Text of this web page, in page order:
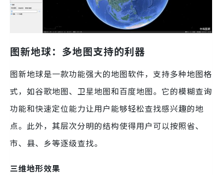
图新地球：多地图支持的利器
图新地球是一款功能强大的地图软件，支持多种地图格
式，如谷歌地图、卫星地图和百度地图。它的模糊查询
功能和快速定位能力让用户能够轻松查找感兴趣的地
点。此外，其层次分明的结构使得用户可以按照省、
市、县、乡等逐级查找。
三维地形效果